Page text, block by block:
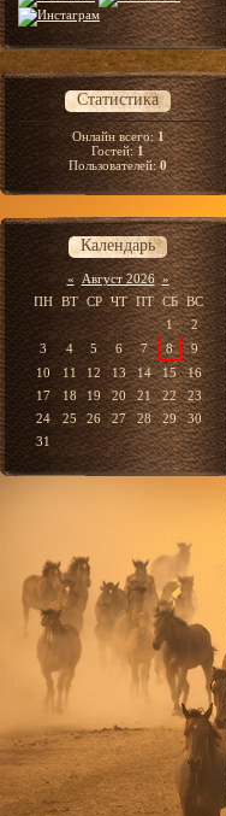
Статистика
Онлайн всего:1
Гостей:1
Пользователей:0
Календарь
« Август 2026 »
ПН ВТ СР ЧТ ПТ СБ ВС
1
2
3
4 5 6 7 8
9
10
11 12 13 14 15
16
17
18 19 20 21 22
23
24
25 26 27 28 29
30
31